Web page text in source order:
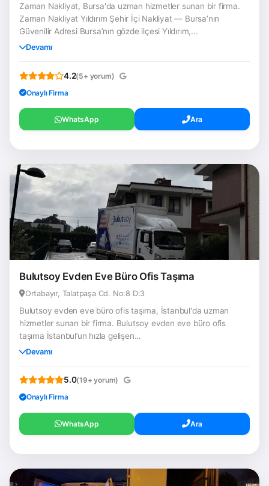
Zaman Nakliyat, Bursa'da uzman hizmetler sunan bir firma.
Zaman Nakliyat Yıldırım Şehir İçi Nakliyat — Bursa’nın
Güvenilir Adresi Bursa’nın gözde ilçesi Yıldırım,...
Devamı
4.2(5+ yorum)
Onaylı Firma
WhatsApp Ara
Bulutsoy Evden Eve Büro Ofis Taşıma
Ortabayır, Talatpaşa Cd. No:8 D:3
Bulutsoy evden eve büro ofis taşıma, İstanbul'da uzman
hizmetler sunan bir firma. Bulutsoy evden eve büro ofis
taşıma İstanbul’un hızla gelişen...
Devamı
5.0(19+ yorum)
Onaylı Firma
WhatsApp Ara